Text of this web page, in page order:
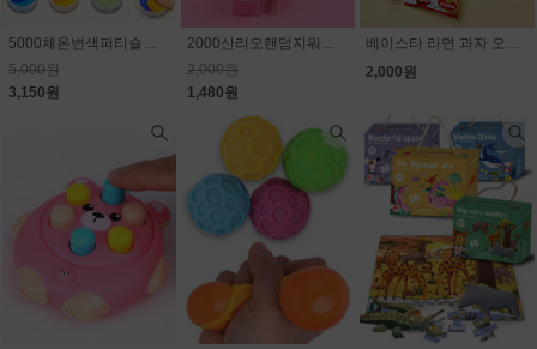
5000체온변색퍼티슬라임
5,000원
3,150원
2000산리오랜덤지워지는볼펜
2,000원
1,480원
베이스타 라면 과자 오리지널 4p(줄줄이) 80g(20g×4개)
2,000원